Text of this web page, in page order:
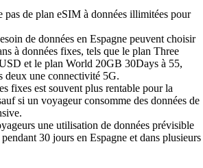
de plan eSIM à données illimitées pour
de données en Espagne peuvent choisir
à données fixes, tels que le plan Three
et le plan World 20GB 30Days à 55,
une connectivité 5G.
fixes est souvent plus rentable pour la
si un voyageur consomme des données de
une utilisation de données prévisible
30 jours en Espagne et dans plusieurs